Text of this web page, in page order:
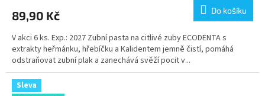
je
z
5
hvězdiček.
89,90 Kč Do košíku
V akci 6 ks. Exp.: 2027 Zubní pasta na citlivé zuby ECODENTA s
extrakty heřmánku, hřebíčku a Kalidentem jemně čistí, pomáhá
odstraňovat zubní plak a zanechává svěží pocit v...
Sleva